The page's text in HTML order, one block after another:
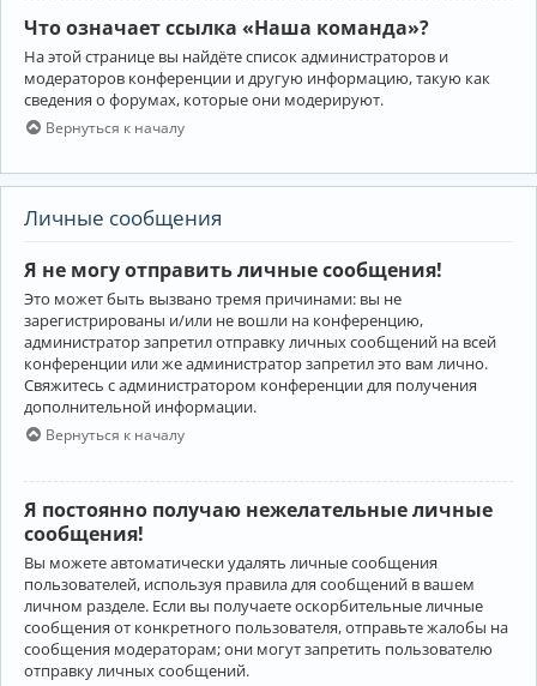
Что означает ссылка «Наша команда»?
На этой странице вы найдёте список администраторов и
модераторов конференции и другую информацию, такую как
сведения о форумах, которые они модерируют.
Вернуться к началу
Личные сообщения
Я не могу отправить личные сообщения!
Это может быть вызвано тремя причинами: вы не
зарегистрированы и/или не вошли на конференцию,
администратор запретил отправку личных сообщений на всей
конференции или же администратор запретил это вам лично.
Свяжитесь с администратором конференции для получения
дополнительной информации.
Вернуться к началу
Я постоянно получаю нежелательные личные
сообщения!
Вы можете автоматически удалять личные сообщения
пользователей, используя правила для сообщений в вашем
личном разделе. Если вы получаете оскорбительные личные
сообщения от конкретного пользователя, отправьте жалобы на
сообщения модераторам; они могут запретить пользователю
отправку личных сообщений.